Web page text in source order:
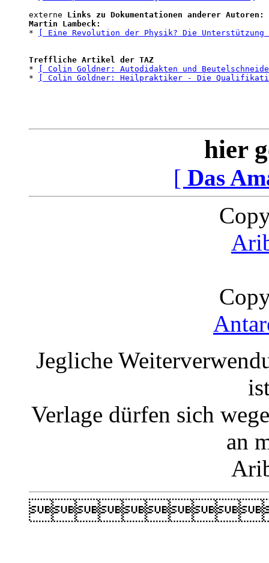
externe Links zu Dokumentationen anderer Autoren:
Martin Lambeck:
*
[ Eine Revolution der Physik? Die Unterstützung
Treffliche Artikel der TAZ
*
[ Colin Goldner: Autodidakten und
*
[ Colin Goldner: Heilpraktiker - Die
hier
[ Das
Jegliche
Verlage dürfen sich
an